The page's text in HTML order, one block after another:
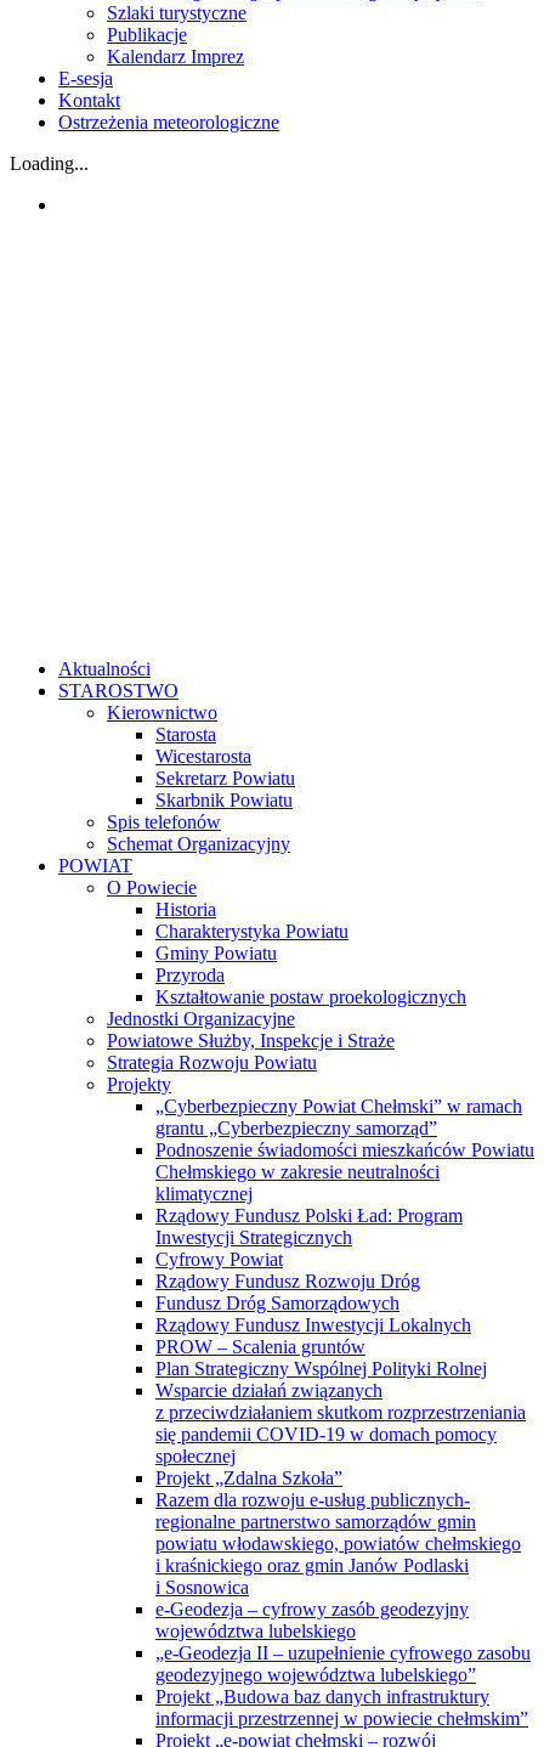
Szlaki turystyczne
Publikacje
Kalendarz Imprez
E-sesja
Kontakt
Ostrzeżenia meteorologiczne
Loading...
Aktualności
STAROSTWO
Kierownictwo
Starosta
Wicestarosta
Sekretarz Powiatu
Skarbnik Powiatu
Spis telefonów
Schemat Organizacyjny
POWIAT
O Powiecie
Historia
Charakterystyka Powiatu
Gminy Powiatu
Przyroda
Kształtowanie postaw proekologicznych
Jednostki Organizacyjne
Powiatowe Służby, Inspekcje i Straże
Strategia Rozwoju Powiatu
Projekty
„Cyberbezpieczny Powiat Chełmski” w ramach
grantu „Cyberbezpieczny samorząd”
Podnoszenie świadomości mieszkańców Powiatu
Chełmskiego w zakresie neutralności
klimatycznej
Rządowy Fundusz Polski Ład: Program
Inwestycji Strategicznych
Cyfrowy Powiat
Rządowy Fundusz Rozwoju Dróg
Fundusz Dróg Samorządowych
Rządowy Fundusz Inwestycji Lokalnych
PROW – Scalenia gruntów
Plan Strategiczny Wspólnej Polityki Rolnej
Wsparcie działań związanych
z przeciwdziałaniem skutkom rozprzestrzeniania
się pandemii COVID-19 w domach pomocy
społecznej
Projekt „Zdalna Szkoła”
Razem dla rozwoju e-usług publicznych-
regionalne partnerstwo samorządów gmin
powiatu włodawskiego, powiatów chełmskiego
i kraśnickiego oraz gmin Janów Podlaski
i Sosnowica
e-Geodezja – cyfrowy zasób geodezyjny
województwa lubelskiego
„e-Geodezja II – uzupełnienie cyfrowego zasobu
geodezyjnego województwa lubelskiego”
Projekt „Budowa baz danych infrastruktury
informacji przestrzennej w powiecie chełmskim”
Projekt „e-powiat chełmski – rozwój